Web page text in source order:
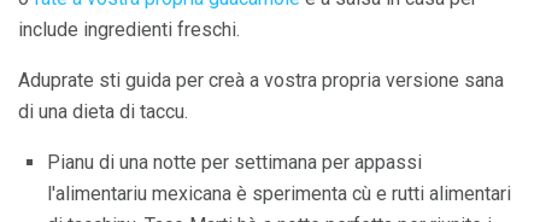
include ingredienti freschi.
Aduprate sti guida per creà a vostra propria versione sana
di una dieta di taccu.
Pianu di una notte per settimana per appassi
l'alimentariu mexicana è sperimenta cù e rutti alimentari